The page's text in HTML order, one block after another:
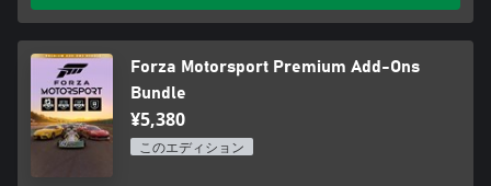
Forza Motorsport Premium Add-Ons
Bundle
¥5,380
このエディション